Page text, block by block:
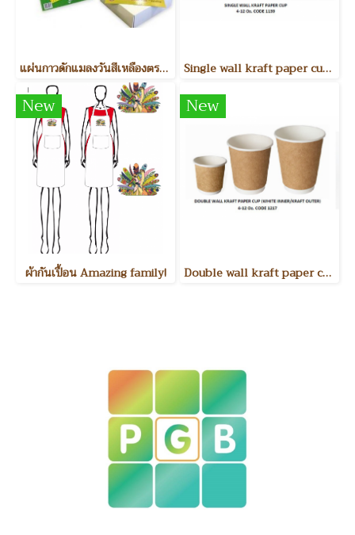
แผ่นกาวดักแมลงวันสีเหลืองตรากระต่าย Insect traps Single wall kraft paper cup แก้วกระดาษรักษ์โลกหน้าเดียว
New
ผ้ากันเปื้อน Amazing family!
New
Double wall kraft paper cup (white inner - kraft outer) แก้วกระดาษรักษ์โลกสองชั้น